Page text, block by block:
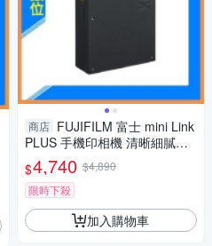
商店 FUJIFILM 富士 mini Link
PLUS 手機印相機 清晰細膩列
印(mini link+,公司貨)
$4,740 $4,890
限時下殺
加入購物車